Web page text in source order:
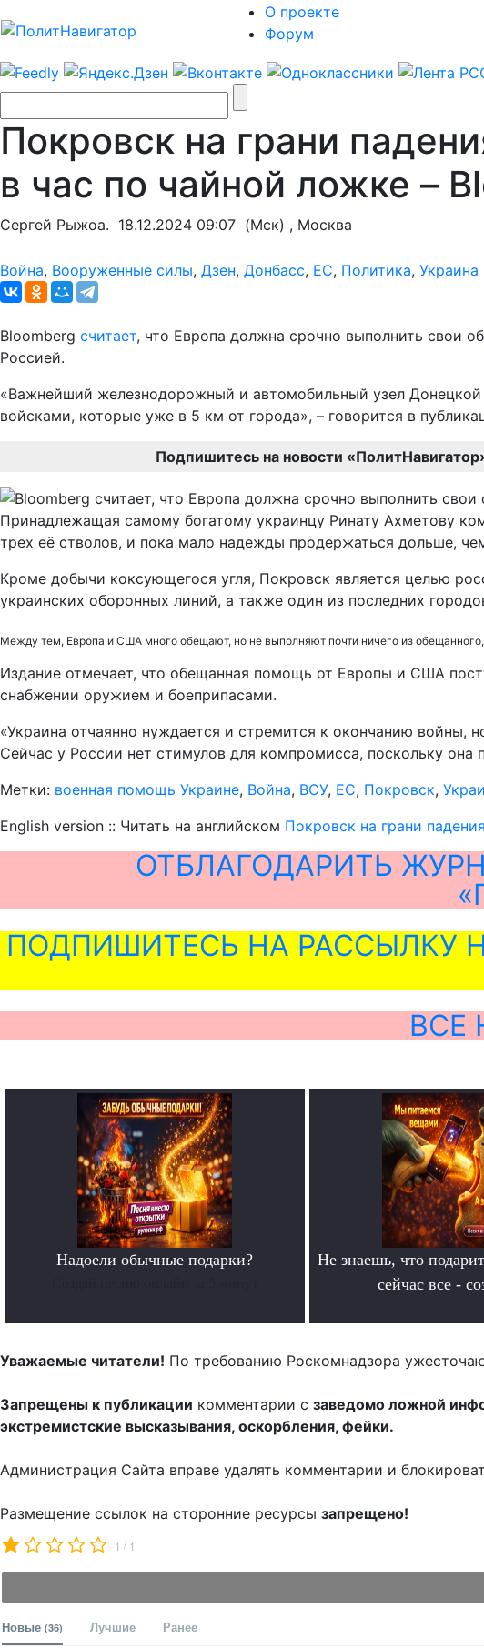
О проекте
Форум
Покровск на грани
в час по чайной ложке –
Сергей Рыжоа. 18.12.2024 09:07 (Мск) , Москва
Война, Вооруженные силы, Дзен, Донбасс, ЕС, Политика, Украина
Bloomberg считает, что Европа должна срочно выполнить свои
Россией.
«Важнейший железнодорожный и автомобильный узел Донецкой
войсками, которые уже в 5 км от города», – говорится в
Подпишитесь на новости
Принадлежащая самому богатому украинцу Ринату Ахметову
трех её стволов, и пока мало надежды продержаться дольше,
Кроме добычи коксующегося угля, Покровск является целью
украинских оборонных линий, а также один из последних
Между тем, Европа и США много обещают, но не выполняют почти ничего из обещанного,
Издание отмечает, что обещанная помощь от Европы и США
снабжении оружием и боеприпасами.
«Украина отчаянно нуждается и стремится к окончанию войны,
Сейчас у России нет стимулов для компромисса, поскольку
Метки: военная помощь Украине, Война, ВСУ, ЕС, Покровск,
English version :: Читать на английском Покровск на грани
ОТБЛАГОДАРИТЬ
ПОДПИШИТЕСЬ НА РАССЫЛКУ
ВСЕ
Надоели обычные подарки?
Не знаешь, что
сейчас все -
Уважаемые читатели! По требованию Роскомнадзора
Запрещены к публикации комментарии с заведомо ложной
экстремистские высказывания, оскорбления, фейки.
Администрация Сайта вправе удалять комментарии и
Размещение ссылок на сторонние ресурсы запрещено!
1 / 1
Новые (36) Лучшие Ранее